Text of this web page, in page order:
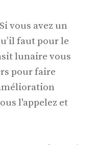
vous avez un
faut pour le
lunaire vous
pour faire
l'appelez et